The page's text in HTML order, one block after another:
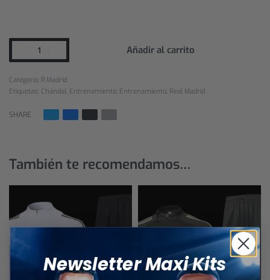
Añadir al carrito
Categoría: R.Madrid
Etiquetas: Chándal Entrenamiento Entrenamiento Real Madrid
SHARE
También te recomendamos…
Newsletter Maxi Kits